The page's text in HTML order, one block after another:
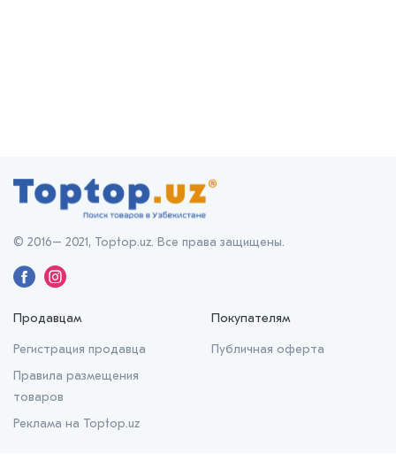
Продавцам
Регистрация продавца
Правила размещения
товаров
Реклама на Toptop.uz
Покупателям
Публичная оферта
© 2016– 2021, Toptop.uz. Все права защищены.